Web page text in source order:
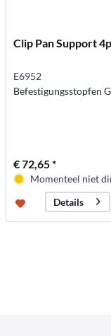
Clip Pan Support
E6952
Befestigungsstopfen
€ 72,65 *
Momenteel niet
Details